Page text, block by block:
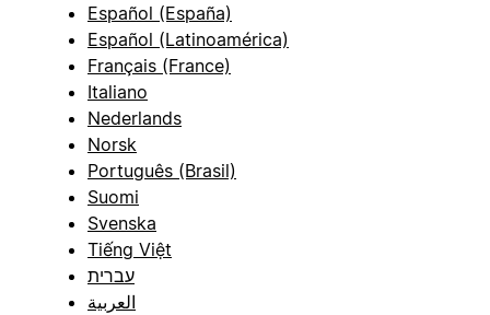
Español (España)
Español (Latinoamérica)
Français (France)
Italiano
Nederlands
Norsk
Português (Brasil)
Suomi
Svenska
Tiếng Việt
עברית
العربية